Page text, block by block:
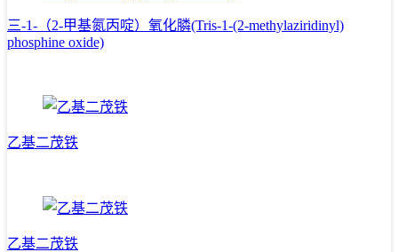
三-1-（2-甲基氮丙啶）氧化膦(Tris-1-(2-methylaziridinyl)
phosphine oxide)
乙基二茂铁
乙基二茂铁